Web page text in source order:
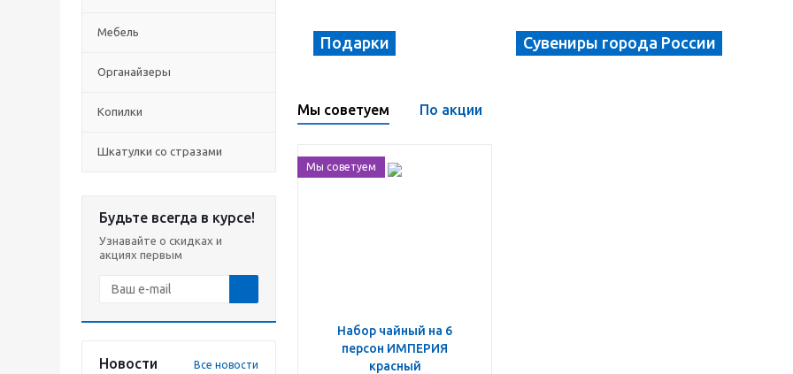
Мебель
Органайзеры
Копилки
Шкатулки со стразами
Будьте всегда в курсе!
Узнавайте о скидках и
акциях первым
Новости Все новости
Подарки Сувениры города России
Мы советуем По акции
Мы советуем
Набор чайный на 6
персон ИМПЕРИЯ
красный